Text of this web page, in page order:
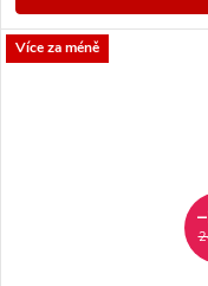
Více za méně